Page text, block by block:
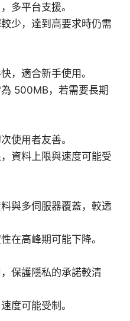
多平台支援。
少，達到高要求時仍需
，適合新手使用。
500MB，若需要長期
使用者友善。
資料上限與速度可能受
與多伺服器覆蓋，較透
在高峰期可能下降。
保護隱私的承諾較清
度可能受制。